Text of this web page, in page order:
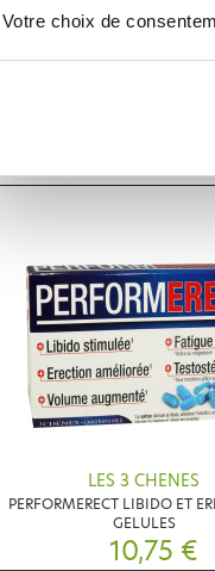
Votre choix de
DUREX
LES 3 CHENES
PERFORMERECT LIBIDO ET
GELULES
10,75 €